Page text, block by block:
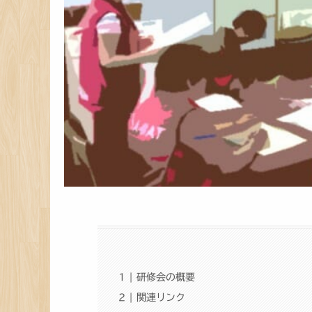
研修会の概要
関連リンク